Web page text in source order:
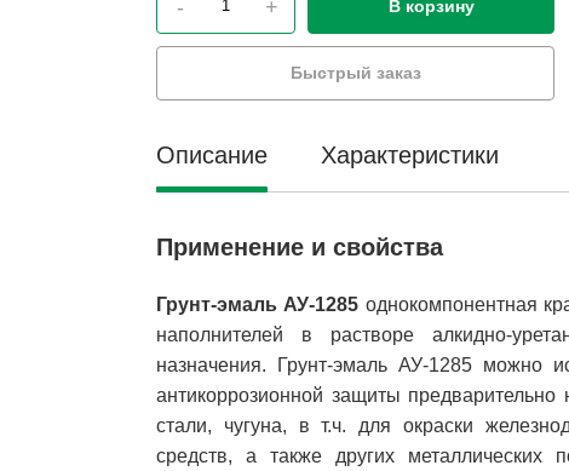
- + В корзину
Быстрый заказ
Описание Характеристики
Применение и свойства
Грунт-эмаль АУ-1285 однокомпонентная
наполнителей в растворе алкидно-
назначения. Грунт-эмаль АУ-1285 можно
антикоррозионной защиты предварительно
стали, чугуна, в т.ч. для окраски
средств, а также других металлических